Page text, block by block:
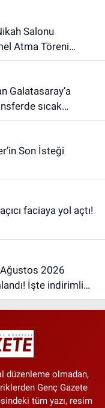
Atma Töreni
sıcak
İşte indirimli
düzenleme olmadan,
Genç Gazete
tüm yazı, resim